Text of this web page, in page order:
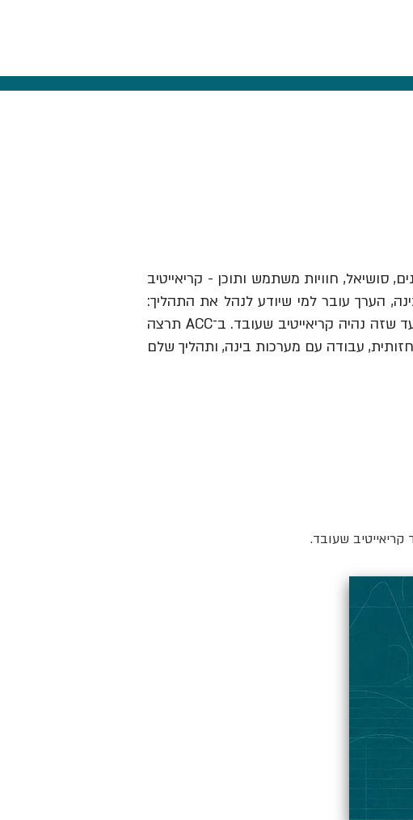
סושיאל, חוויות משתמש ותוכן - קריאייטיב
הערך עובר למי שיודע לנהל את התהליך:
לזהות תובנה, לבנות בריף וכיוון, להבין מותגים ואנשים, לבחור מה לעשות ולהוביל את זה עד שזה נהיה קריאייטיב שעובד. ב־ACC תרצה
עבודה עם מערכות בינה, ותהליך שלם
שעובד.